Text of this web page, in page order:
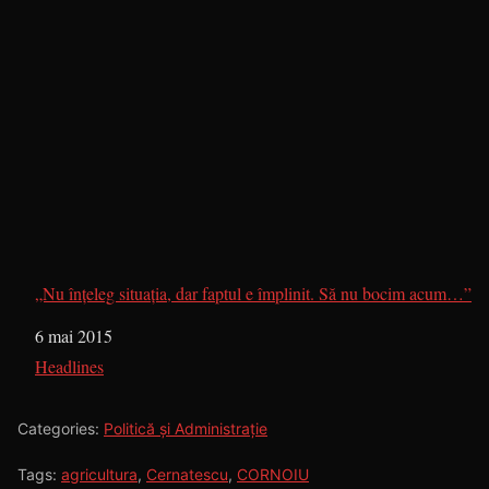
„Nu înțeleg situația, dar faptul e împlinit. Să nu bocim acum…”
Dată
6 mai 2015
În legătură cu
Headlines
Categories: Politică și Administrație
Tags: agricultura, Cernatescu, CORNOIU